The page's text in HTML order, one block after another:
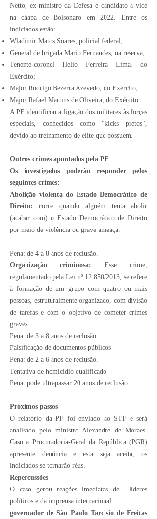
Netto, ex-ministro da Defesa e candidato a vice
na chapa de Bolsonaro em 2022. Entre os
indiciados estão:
Wladimir Matos Soares, policial federal;
General de brigada Mario Fernandes, na reserva;
Tenente-coronel Helio Ferreira Lima, do
Exército;
Major Rodrigo Bezerra Azevedo, do Exército;
Major Rafael Martins de Oliveira, do Exército.
A PF identificou a ligação dos militares às forças
especiais, conhecidos como "kicks pretos",
devido ao treinamento de elite que possuem.
Outros crimes apontados pela PF
Os investigados poderão responder pelos
seguintes crimes:
Abolição violenta do Estado Democrático de
Direito:corre quando alguém tenta abolir
(acabar com) o Estado Democrático de Direito
por meio de violência ou grave ameaça.
Pena: de 4 a 8 anos de reclusão.
Organização criminosa: Esse crime,
regulamentado pela Lei nº 12.850/2013, se refere
à formação de um grupo com quatro ou mais
pessoas, estruturalmente organizado, com divisão
de tarefas e com o objetivo de cometer crimes
graves.
Pena: de 3 a 8 anos de reclusão.
Falsificação de documentos públicos
Pena: de 2 a 6 anos de reclusão.
Tentativa de homicídio qualificado
Pena: pode ultrapassar 20 anos de reclusão.
Próximos passos
O relatório da PF foi enviado ao STF e será
analisado pelo ministro Alexandre de Moraes.
Caso a Procuradoria-Geral da República (PGR)
apresente denúncia e esta seja aceita, os
indiciados se tornarão réus.
Repercussões
O caso gerou reações imediatas de líderes
políticos e da imprensa internacional:
governador de São Paulo Tarcisio de Freitas